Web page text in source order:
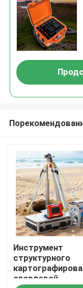
Главная
Продукция
О Компании
Инструмент
структурного
сверловой